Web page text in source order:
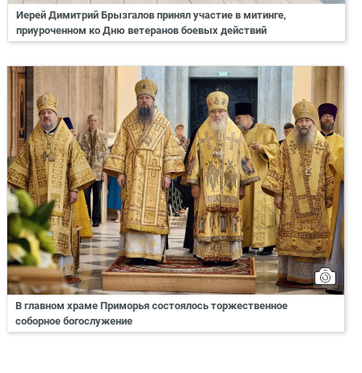
Иерей Димитрий Брызгалов принял участие в митинге,
приуроченном ко Дню ветеранов боевых действий
В главном храме Приморья состоялось торжественное
соборное богослужение